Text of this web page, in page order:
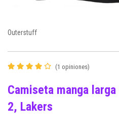
Outerstuff
(1 opiniones)
Camiseta manga larga
2, Lakers